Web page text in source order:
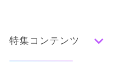
みんなの振袖ランキングトップ
色別ランキング
口コミから探す
特集コンテンツ